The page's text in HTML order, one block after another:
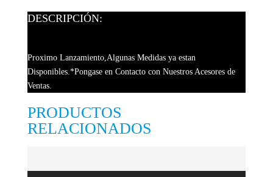
DESCRIPCIÓN:
Proximo Lanzamiento,Algunas Medidas ya estan
Disponibles.*Pongase en Contacto con Nuestros Acesores de
Ventas.
PRODUCTOS
RELACIONADOS